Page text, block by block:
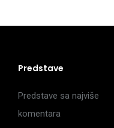
Predstave
Predstave sa najviše
komentara